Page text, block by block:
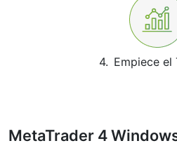
mercado desde cualquier
da la oportunidad de
términos; puede ser
probar estrategias
Capacidades de
operaciones y análisis
instrumentos financieros.
4. Empiece el
MetaTrader 4